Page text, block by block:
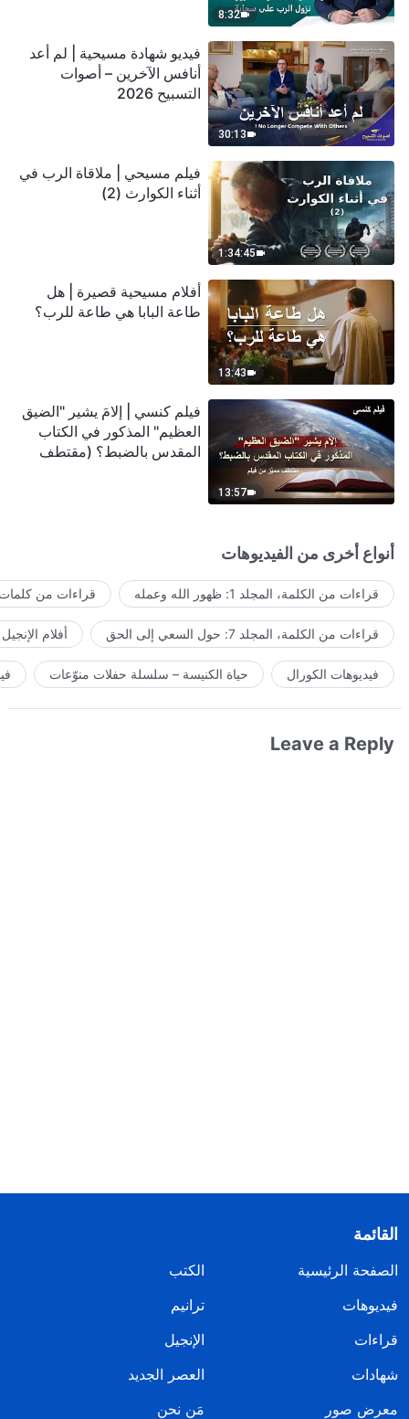
8:32
30:13
فيديو شهادة مسيحية | لم أعد
أنافس الآخرين – أصوات
التسبيح 2026
1:34:45
فيلم مسيحي | ملاقاة الرب في
أثناء الكوارث (2)
13:43
أفلام مسيحية قصيرة | هل
طاعة البابا هي طاعة للرب؟
13:57
فيلم كنسي | إلامَ يشير "الضيق
العظيم" المذكور في الكتاب
المقدس بالضبط؟ (مقتطف
أنواع أخرى من الفيديوهات
قراءات من الكلمة، المجلد 1: ظهور الله وعمله قراءات من كلمات
قراءات من الكلمة، المجلد 7: حول السعي إلى الحق أفلام الإنجيل
فيديوهات الكورال حياة الكنيسة – سلسلة حفلات منوّعات
Leave a Reply
القائمة
الصفحة الرئيسية
الكتب
فيديوهات
ترانيم
قراءات
الإنجيل
شهادات
العصر الجديد
معرض صور
مَن نحن